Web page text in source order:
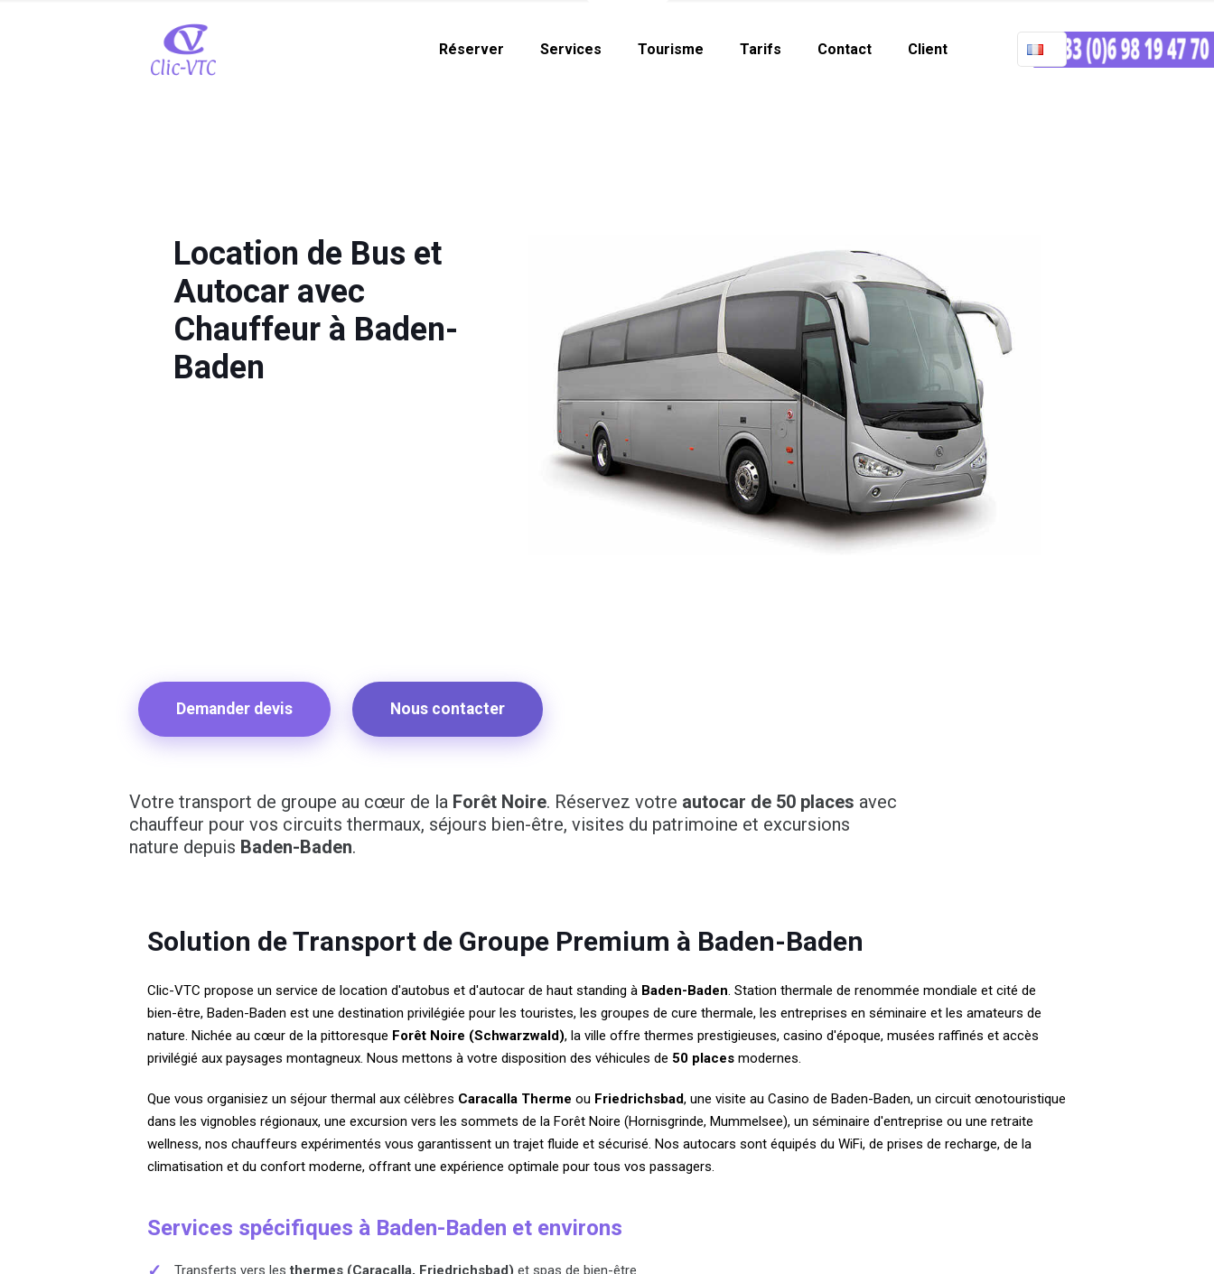
Réserver Services Tourisme Tarifs Contact Client
Location de Bus et
Autocar avec
Chauffeur à Baden-
Baden
Demander devis Nous contacter
Votre transport de groupe au cœur de la Forêt Noire. Réservez votre autocar de 50 places avec
chauffeur pour vos circuits thermaux, séjours bien-être, visites du patrimoine et excursions
nature depuis Baden-Baden.
Solution de Transport de Groupe Premium à Baden-Baden
Clic-VTC propose un service de location d'autobus et d'autocar de haut standing à Baden-Baden. Station thermale de renommée mondiale et cité de
bien-être, Baden-Baden est une destination privilégiée pour les touristes, les groupes de cure thermale, les entreprises en séminaire et les amateurs de
nature. Nichée au cœur de la pittoresque Forêt Noire (Schwarzwald), la ville offre thermes prestigieuses, casino d'époque, musées raffinés et accès
privilégié aux paysages montagneux. Nous mettons à votre disposition des véhicules de 50 places modernes.
Que vous organisiez un séjour thermal aux célèbres Caracalla Therme ou Friedrichsbad, une visite au Casino de Baden-Baden, un circuit œnotouristique
dans les vignobles régionaux, une excursion vers les sommets de la Forêt Noire (Hornisgrinde, Mummelsee), un séminaire d'entreprise ou une retraite
wellness, nos chauffeurs expérimentés vous garantissent un trajet fluide et sécurisé. Nos autocars sont équipés du WiFi, de prises de recharge, de la
climatisation et du confort moderne, offrant une expérience optimale pour tous vos passagers.
Services spécifiques à Baden-Baden et environs
Transferts vers lesthermes (Caracalla, Friedrichsbad) et spas de bien-être